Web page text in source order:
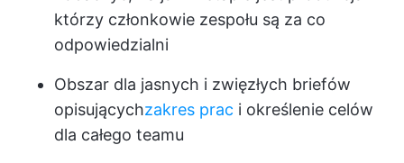
którzy członkowie zespołu są za co
odpowiedzialni
Obszar dla jasnych i zwięzłych briefów
opisującychzakres prac i określenie celów
dla całego teamu